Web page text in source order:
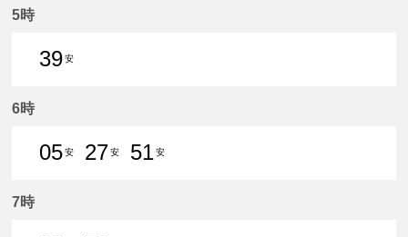
5時
39安
6時
05安
27安
51安
7時